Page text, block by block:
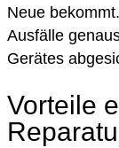
Neue
Ausfälle
Gerätes
Vorteile